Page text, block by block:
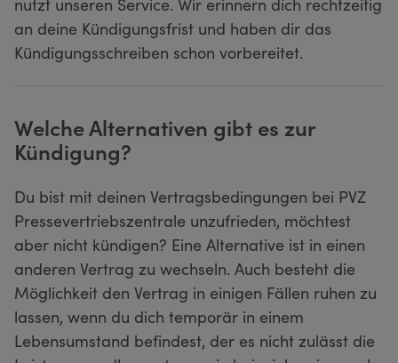
an deine Kündigungsfrist und haben dir das
Kündigungsschreiben schon vorbereitet.
Welche Alternativen gibt es zur
Kündigung?
Du bist mit deinen Vertragsbedingungen bei PVZ
Pressevertriebszentrale unzufrieden, möchtest
aber nicht kündigen? Eine Alternative ist in einen
anderen Vertrag zu wechseln. Auch besteht die
Möglichkeit den Vertrag in einigen Fällen ruhen zu
lassen, wenn du dich temporär in einem
Lebensumstand befindest, der es nicht zulässt die